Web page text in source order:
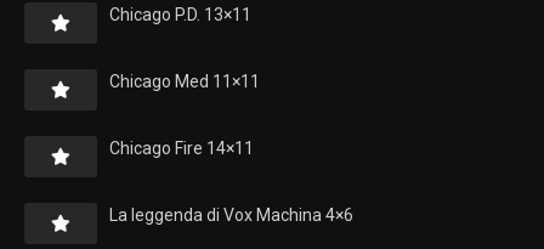
Chicago P.D. 13×11
Chicago Med 11×11
Chicago Fire 14×11
La leggenda di Vox Machina 4×6